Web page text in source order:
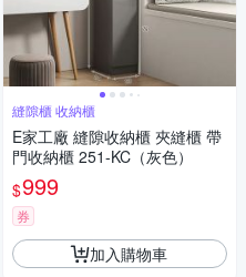
縫隙櫃 收納櫃
E家工廠 縫隙收納櫃 夾縫櫃 帶
門收納櫃 251-KC（灰色）
$999
券
加入購物車